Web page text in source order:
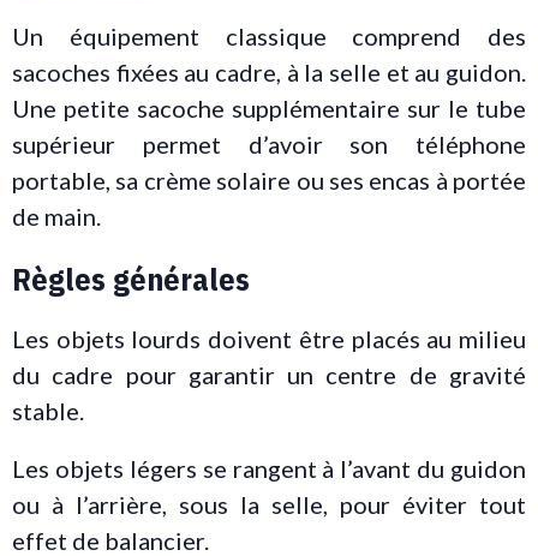
Un équipement classique comprend des
sacoches fixées au cadre, à la selle et au guidon.
Une petite sacoche supplémentaire sur le tube
supérieur permet d’avoir son téléphone
portable, sa crème solaire ou ses encas à portée
de main.
Règles générales
Les objets lourds doivent être placés au milieu
du cadre pour garantir un centre de gravité
stable.
Les objets légers se rangent à l’avant du guidon
ou à l’arrière, sous la selle, pour éviter tout
effet de balancier.